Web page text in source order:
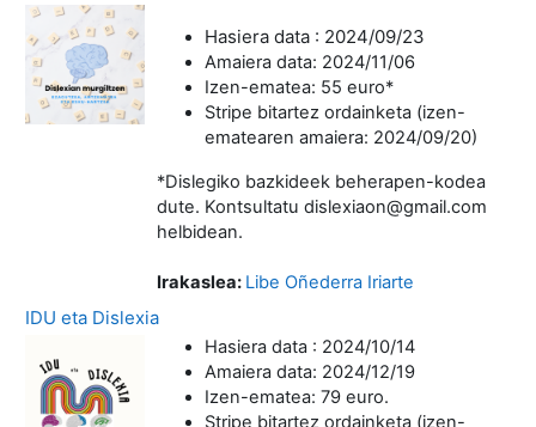
Hasiera data : 2024/09/23
Amaiera data: 2024/11/06
Izen-ematea: 55 euro*
Stripe bitartez ordainketa (izen-
ematearen amaiera: 2024/09/20)
*Dislegiko bazkideek beherapen-kodea
dute. Kontsultatu dislexiaon@gmail.com
helbidean.
Irakaslea: Libe Oñederra Iriarte
IDU eta Dislexia
Hasiera data : 2024/10/14
Amaiera data: 2024/12/19
Izen-ematea: 79 euro.
Stripe bitartez ordainketa (izen-